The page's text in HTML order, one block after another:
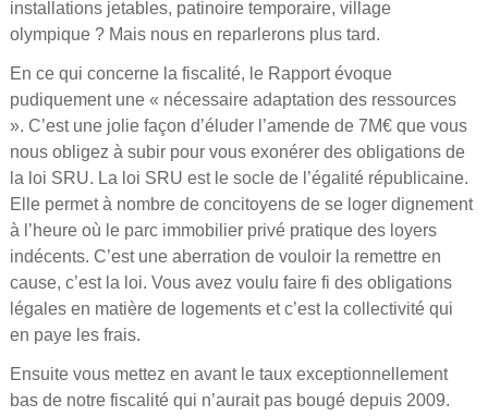
installations jetables, patinoire temporaire, village
olympique ? Mais nous en reparlerons plus tard.
En ce qui concerne la fiscalité, le Rapport évoque
pudiquement une « nécessaire adaptation des ressources
». C’est une jolie façon d’éluder l’amende de 7M€ que vous
nous obligez à subir pour vous exonérer des obligations de
la loi SRU. La loi SRU est le socle de l’égalité républicaine.
Elle permet à nombre de concitoyens de se loger dignement
à l’heure où le parc immobilier privé pratique des loyers
indécents. C’est une aberration de vouloir la remettre en
cause, c’est la loi. Vous avez voulu faire fi des obligations
légales en matière de logements et c’est la collectivité qui
en paye les frais.
Ensuite vous mettez en avant le taux exceptionnellement
bas de notre fiscalité qui n’aurait pas bougé depuis 2009.